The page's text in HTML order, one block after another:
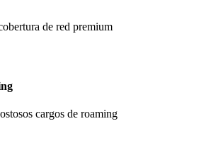
de red premium
cargos de roaming